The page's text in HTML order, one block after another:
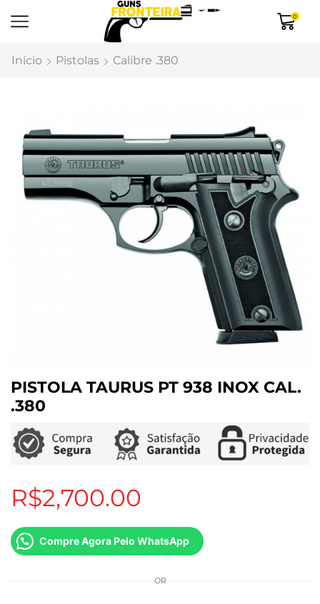
0
Início Pistolas Calibre .380
PISTOLA TAURUS PT 938 INOX CAL.
.380
R$2,700.00
Compre Agora Pelo WhatsApp
OR